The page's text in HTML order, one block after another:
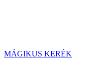
MÁGIKUS KERÉK